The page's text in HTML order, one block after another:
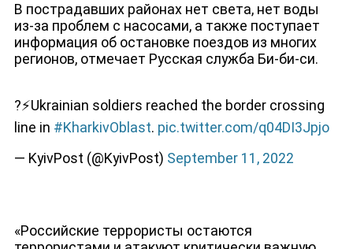
В пострадавших районах нет света, нет воды
из-за проблем с насосами, а также поступает
информация об остановке поездов из многих
регионов, отмечает Русская служба Би-би-си.
?⚡️Ukrainian soldiers reached the border crossing
line in #KharkivOblast. pic.twitter.com/q04DI3Jpjo
— KyivPost (@KyivPost) September 11, 2022
«Российские террористы остаются